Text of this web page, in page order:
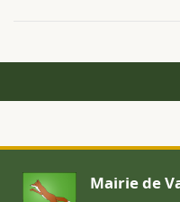
Mairie de